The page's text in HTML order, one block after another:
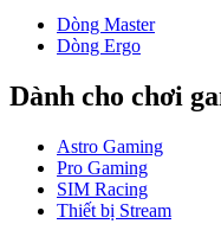
Dòng Master
Dòng Ergo
Dành cho chơi
Astro Gaming
Pro Gaming
SIM Racing
Thiết bị Stream